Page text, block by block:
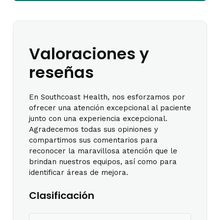
Valoraciones y
reseñas
En Southcoast Health, nos esforzamos por
ofrecer una atención excepcional al paciente
junto con una experiencia excepcional.
Agradecemos todas sus opiniones y
compartimos sus comentarios para
reconocer la maravillosa atención que le
brindan nuestros equipos, así como para
identificar áreas de mejora.
Clasificación